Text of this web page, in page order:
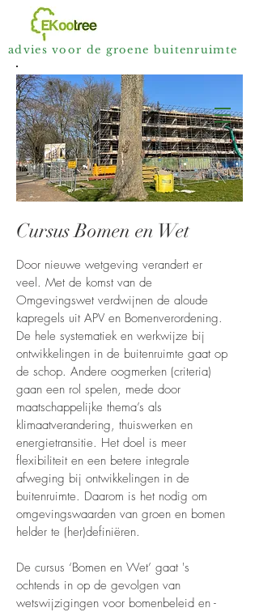
advies voor de groene buitenruimte
Cursus Bomen en Wet
Door nieuwe wetgeving verandert er
veel. Met de komst van de
Omgevingswet verdwijnen de aloude
kapregels uit APV en Bomenverordening.
De hele systematiek en werkwijze bij
ontwikkelingen in de buitenruimte gaat op
de schop. Andere oogmerken (criteria)
gaan een rol spelen, mede door
maatschappelijke thema’s als
klimaatverandering, thuiswerken en
energietransitie. Het doel is meer
flexibiliteit en een betere integrale
afweging bij ontwikkelingen in de
buitenruimte. Daarom is het nodig om
omgevingswaarden van groen en bomen
helder te (her)definiëren.
De cursus ‘Bomen en Wet’ gaat 's
ochtends in op de gevolgen van
wetswijzigingen voor bomenbeleid en -